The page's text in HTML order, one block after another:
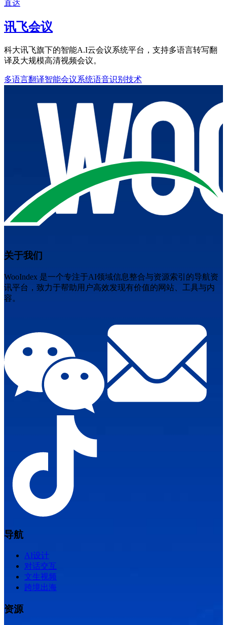
直达
讯飞会议
科大讯飞旗下的智能A.I云会议系统平台，支持多语言转写翻
译及大规模高清视频会议。
多语言翻译智能会议系统语音识别技术
关于我们
WooIndex 是一个专注于AI领域信息整合与资源索引的导航资
讯平台，致力于帮助用户高效发现有价值的网站、工具与内
容。
导航
AI设计
对话交互
文生视频
跨境出海
资源